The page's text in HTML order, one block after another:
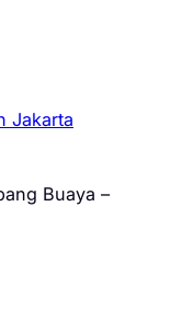
Jakarta
Buaya –